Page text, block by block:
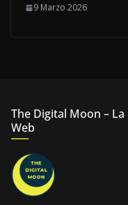
9 Marzo 2026
The Digital Moon –
Web